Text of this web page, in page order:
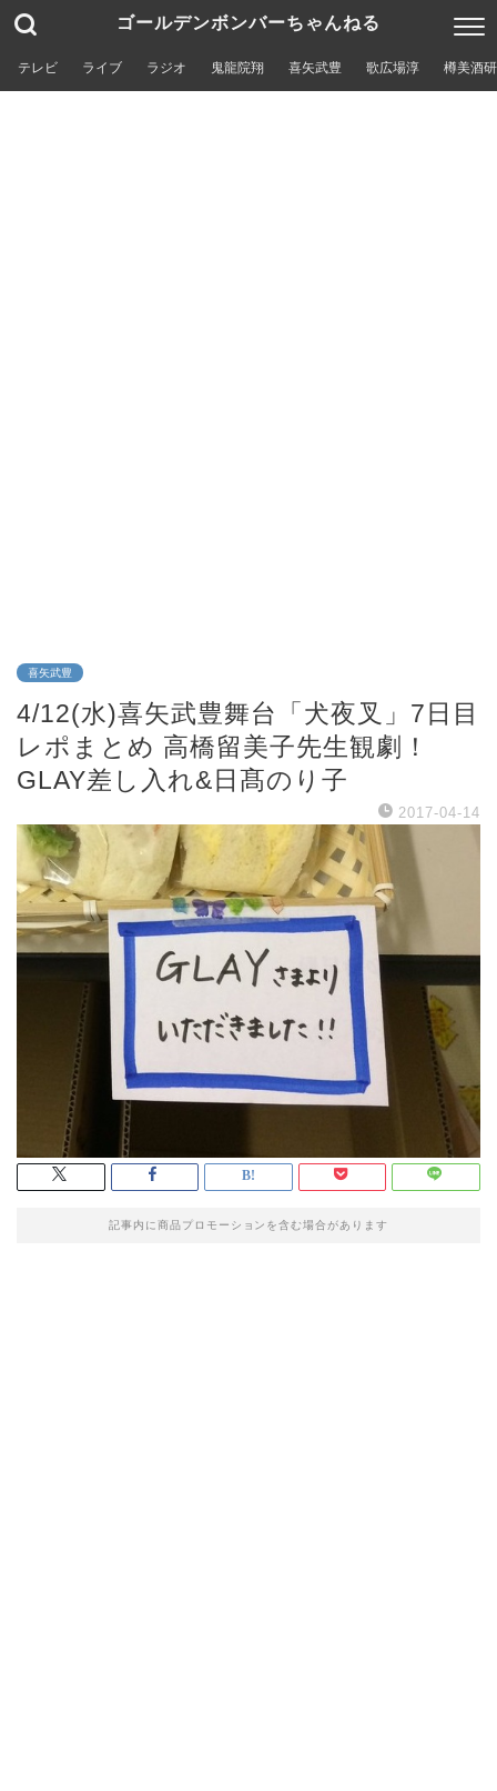
ゴールデンボンバーちゃんねる
テレビ ライブ ラジオ 鬼龍院翔 喜矢武豊 歌広場淳 樽美酒
喜矢武豊
4/12(水)喜矢武豊舞台「犬夜叉」7日目
レポまとめ 高橋留美子先生観劇！
GLAY差し入れ&日髙のり子
2017-04-14
記事内に商品プロモーションを含む場合があります